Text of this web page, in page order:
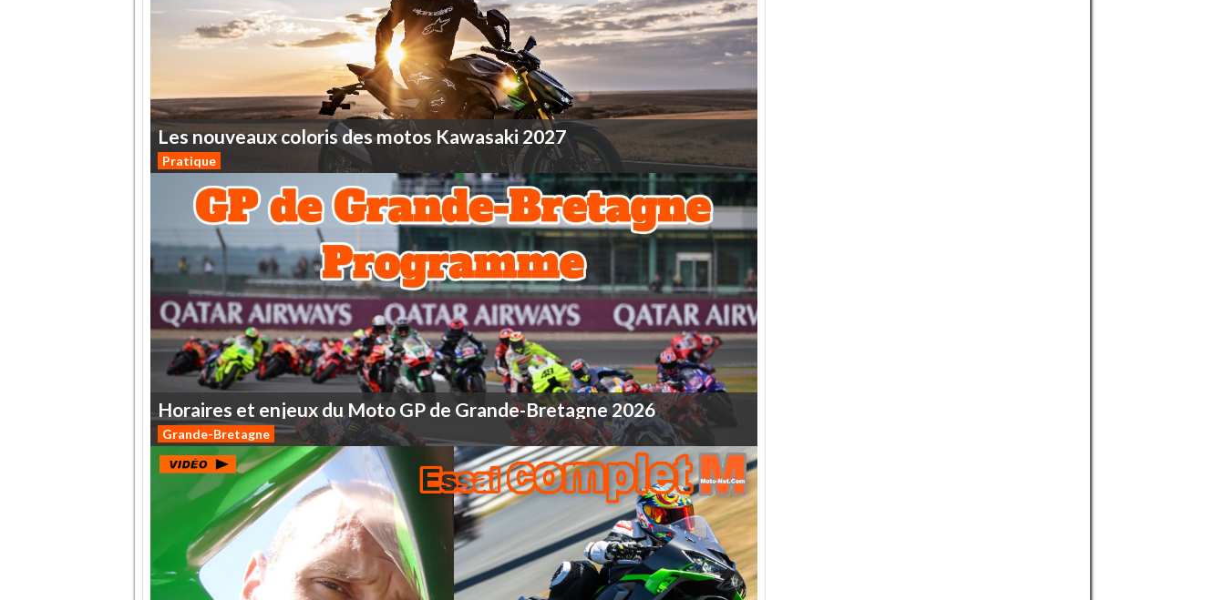
Lesnouveauxcoloris desmotos Kawasaki 2027
Pratique
Horaires et enjeux du Moto GP de Grande-Bretagne 2026
Grande-Bretagne